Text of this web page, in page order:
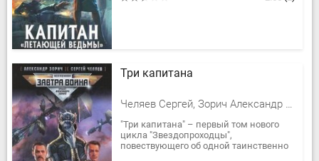
Три капитана
Челяев Сергей, Зорич Александр Владимирович
"Три капитана" – первый том нового
цикла "Звездопроходцы",
повествующего об одной таинственно